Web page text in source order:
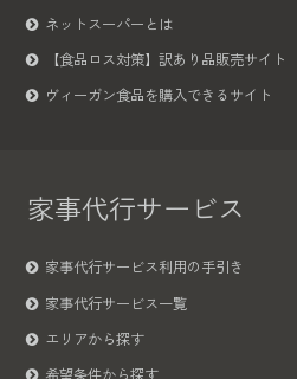
ネットスーパーとは
【食品ロス対策】訳あり品販売サイト
ヴィーガン食品を購入できるサイト
家事代行サービス
家事代行サービス利用の手引き
家事代行サービス一覧
エリアから探す